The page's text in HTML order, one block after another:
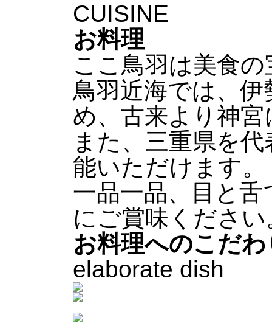
CUISINE
お料理
ここ鳥羽は美食の
鳥羽近海では、
め、古来より神
また、三重県を
能いただけます。
一品一品、目と
にご賞味ください
お料理へのこだわ
elaborate dish